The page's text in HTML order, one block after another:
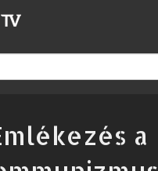
a